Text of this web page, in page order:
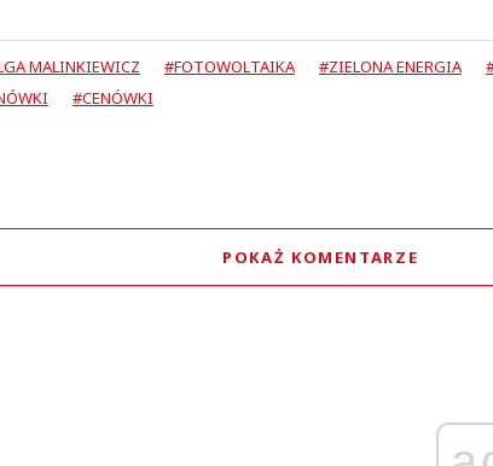
MALINKIEWICZ #FOTOWOLTAIKA #ZIELONA ENERGIA
#CENÓWKI
POKAŻ KOMENTARZE